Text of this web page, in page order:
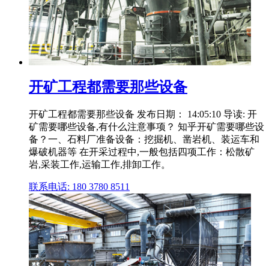
开矿工程都需要那些设备
开矿工程都需要那些设备 发布日期： 14:05:10 导读: 开
矿需要哪些设备,有什么注意事项？ 知乎开矿需要哪些设
备？一、石料厂准备设备：挖掘机、凿岩机、装运车和
爆破机器等 在开采过程中,一般包括四项工作：松散矿
岩,采装工作,运输工作,排卸工作。
联系电话: 180 3780 8511